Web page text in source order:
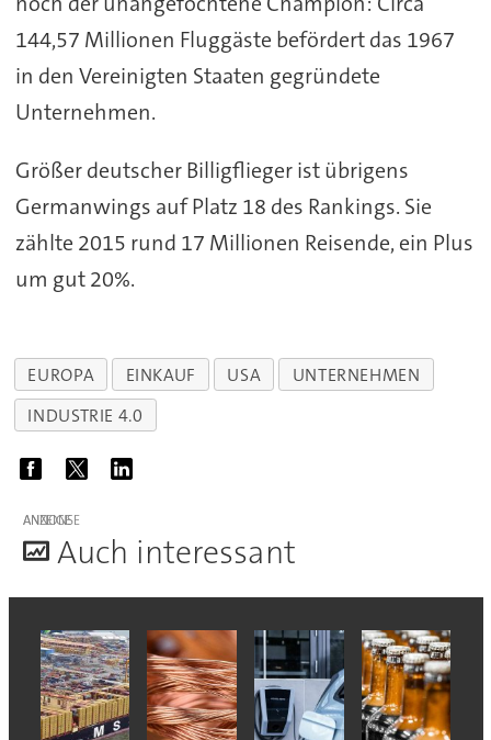
144,57 Millionen Fluggäste befördert das 1967
in den Vereinigten Staaten gegründete
Unternehmen.
Größer deutscher Billigflieger ist übrigens
Germanwings auf Platz 18 des Rankings. Sie
zählte 2015 rund 17 Millionen Reisende, ein Plus
um gut 20%.
EUROPA EINKAUF USA
UNTERNEHMEN
INDUSTRIE 4.0
ANZEIGE
Auch interessant